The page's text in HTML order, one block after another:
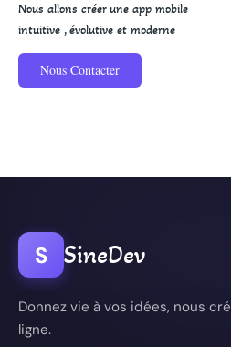
Nous allons créer une app mobile
intuitive , évolutive et moderne
Nous Contacter
S SineDev
Donnez vie à vos idées, nous
ligne.